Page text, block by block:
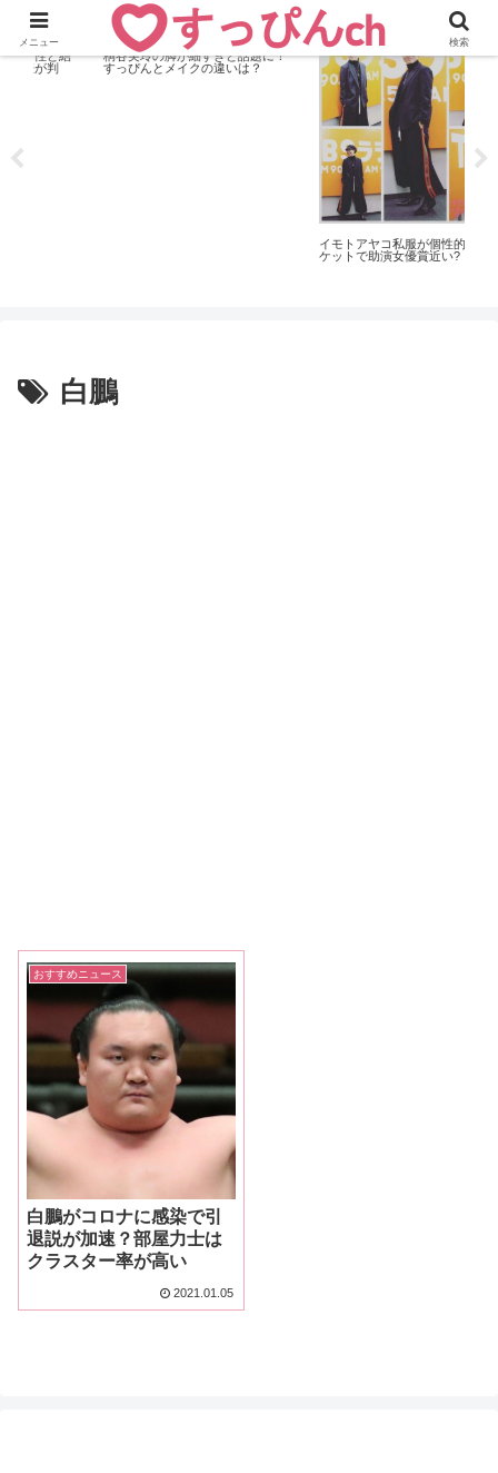
おすすめニュース
桐谷美玲の脚が細すぎと話題に！
すっぴんとメイクの違いは？
おすすめニュース
イモトアヤコ私服が個性的!下町ロ
ケットで助演女優賞近い?
白鵬
おすすめニュース
白鵬がコロナに感染で引
退説が加速？部屋力士は
クラスター率が高い
2021.01.05
メニュー 検索